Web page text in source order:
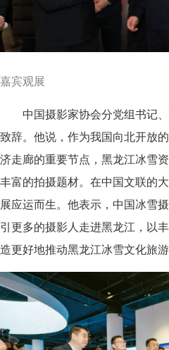
嘉宾观展
中国摄影家协会分党组书记
致辞。他说，作为我国向北开放
济走廊的重要节点，黑龙江冰雪
丰富的拍摄题材。在中国文联的
展应运而生。他表示，中国冰雪
引更多的摄影人走进黑龙江，以
造更好地推动黑龙江冰雪文化旅